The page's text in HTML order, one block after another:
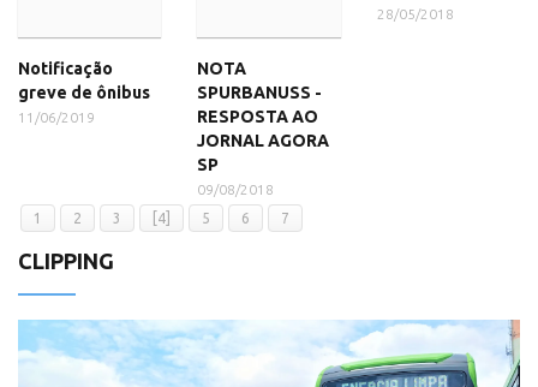
Notificação
greve de ônibus
11/06/2019
NOTA
SPURBANUSS -
RESPOSTA AO
JORNAL AGORA
SP
09/08/2018
28/05/2018
1 2 3 [4] 5 6 7
CLIPPING